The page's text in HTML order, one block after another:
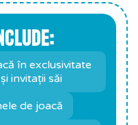
în exclusivitate
invitații săi
de joacă